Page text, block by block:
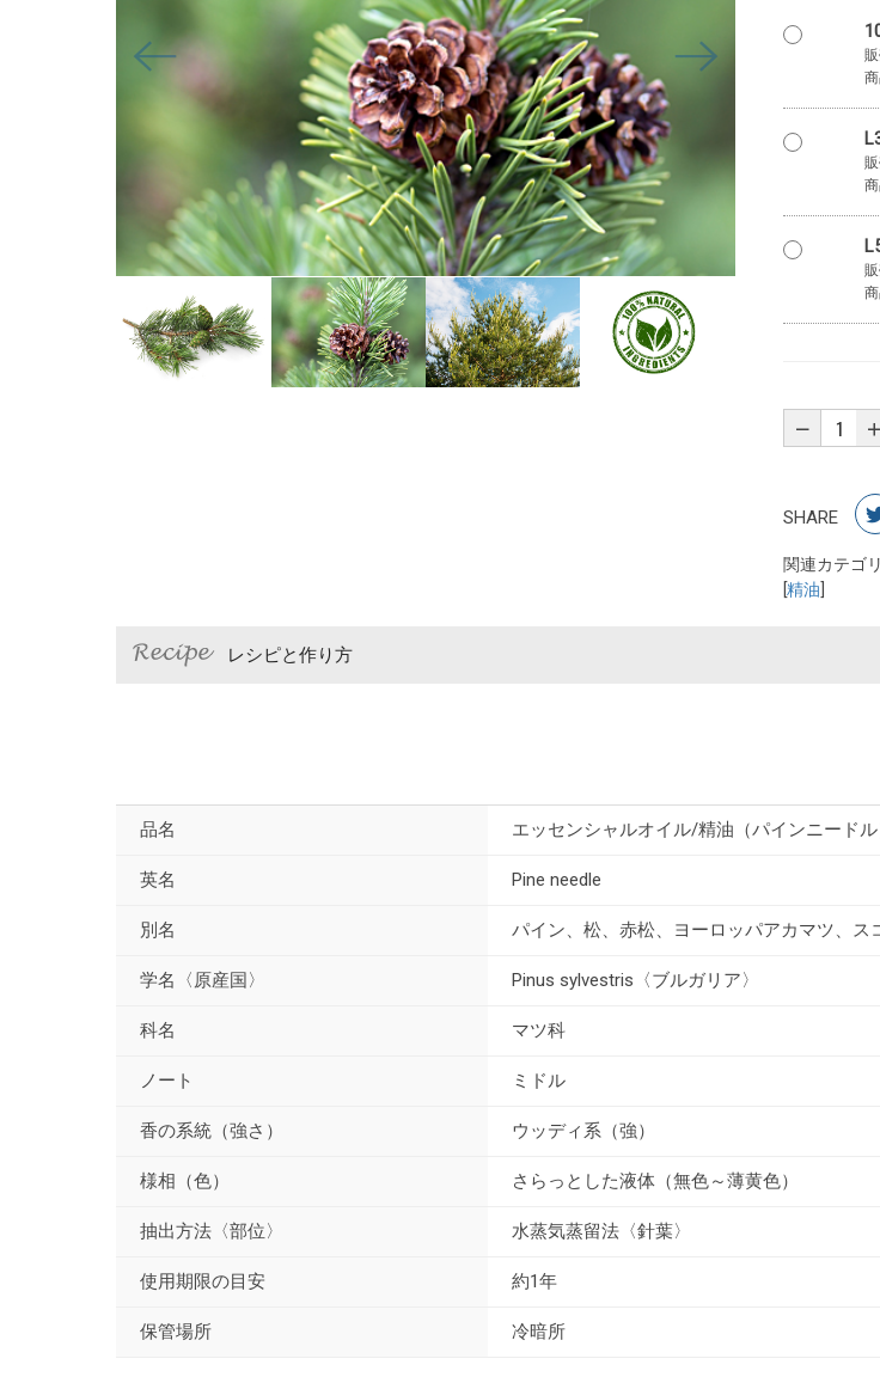
SHARE
関連カテゴリ
[精油
レシピと作り方
品名 エッセンシャルオイル/精油（パインニードル
英名 Pine needle
別名 パイン、松、赤松、ヨーロッパアカマツ、ス
学名〈原産国〉 Pinus sylvestris〈ブルガリア〉
科名 マツ科
ノート ミドル
香の系統（強さ） ウッディ系（強）
様相（色） さらっとした液体（無色～薄黄色）
抽出方法〈部位〉 水蒸気蒸留法〈針葉〉
使用期限の目安 約1年
保管場所 冷暗所